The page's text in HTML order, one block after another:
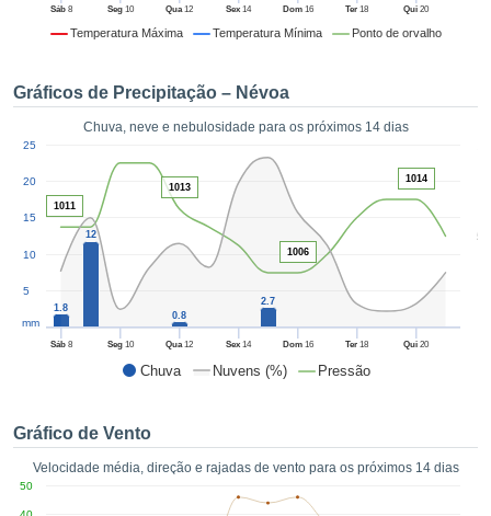
fornecer-
de alta
sem
a
o
no
como
CONTINUAR
CONFIGURAÇÕES
Temperatura Máxima Temperatura Mínima Ponto de orvalho
Sáb8 Seg10 Qua12 Sex 14 Dom16 Ter 18 Qui 20
Gráficos de Precipitação – Névoa
Chuva, neve e nebulosidade para os próximos 14 dias
Chuva Nuvens (%) Pressão
50
Sáb8 Seg10 Qua12 Sex 14 Dom16 Ter 18 Qui 20
5
10
15
20
25
mm
1.8
12
0.8
2.7
1011
1013
1006
1014
Gráfico de Vento
Velocidade média, direção e rajadas de vento para os próximos 14 dias
50